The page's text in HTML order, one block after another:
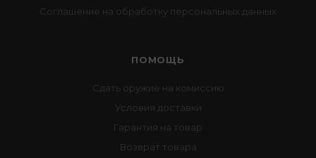
Соглашение на обработку персональных данных
ПОМОЩЬ
Сдать оружие на комиссию
Условия доставки
Гарантия на товар
Возврат товара